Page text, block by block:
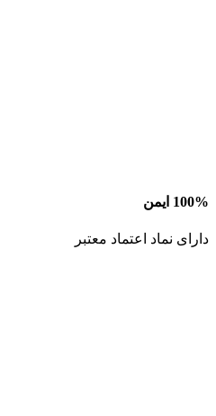
100% ایمن
دارای نماد اعتماد معتبر